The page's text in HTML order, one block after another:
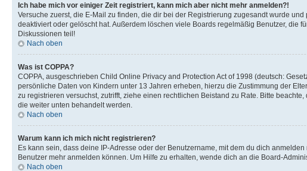
Ich habe mich vor einiger Zeit registriert, kann mich aber nicht mehr anmelden?!
Versuche zuerst, die E-Mail zu finden, die dir bei der Registrierung zugesandt wurde
deaktiviert oder gelöscht hat. Außerdem löschen viele Boards regelmäßig Benutzer,
Diskussionen teil!
Nach oben
Was ist COPPA?
COPPA, ausgeschrieben Child Online Privacy and Protection Act of 1998 (deutsch:
persönliche Daten von Kindern unter 13 Jahren erheben, hierzu die Zustimmung der
zu registrieren versuchst, zutrifft, ziehe einen rechtlichen Beistand zu Rate. Bitte
die weiter unten behandelt werden.
Nach oben
Warum kann ich mich nicht registrieren?
Es kann sein, dass deine IP-Adresse oder der Benutzername, mit dem du dich
Benutzer mehr anmelden können. Um Hilfe zu erhalten, wende dich an die Board-
Nach oben